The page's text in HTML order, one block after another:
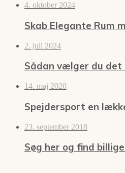
4. oktober 2024
Skab Elegante Rum
2. juli 2024
Sådan vælger du
14. maj 2020
Spejdersport en
23. september 2018
Søg her og find